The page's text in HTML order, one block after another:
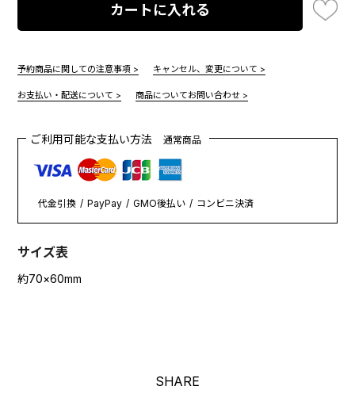
カートに入れる
予約商品に関しての注意事項 > キャンセル、変更について >
お支払い・配送について > 商品についてお問い合わせ >
ご利用可能な支払い方法通常商品
代金引換 PayPay GMO後払い コンビニ決済
サイズ表
約70×60mm
SHARE